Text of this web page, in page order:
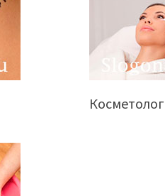
Косметолог